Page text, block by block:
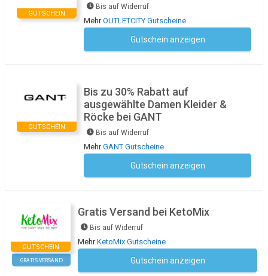
GUTSCHEIN
Bis auf Widerruf
MehrOUTLETCITY Gutscheine
Gutschein anzeigen
GUTSCHEIN
Bis zu 30% Rabatt auf
ausgewählte Damen Kleider &
Röcke bei GANT
Bis auf Widerruf
MehrGANT Gutscheine
Gutschein anzeigen
GUTSCHEIN
GRATIS VERSAND
Gratis Versand bei KetoMix
Bis auf Widerruf
MehrKetoMix Gutscheine
Gutschein anzeigen